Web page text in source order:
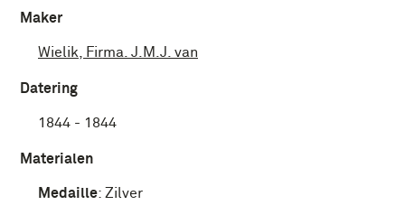
Maker
Wielik, Firma. J.M.J. van
Datering
1844 - 1844
Materialen
Medaille: Zilver